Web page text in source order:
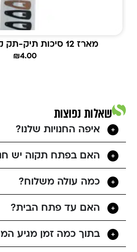
מארז 12 סיכות תיק-תק קטנות צבעוני
₪4.00
שאלות נפוצות
איפה החנויות שלנו?
האם בפתח תקוה יש
כמה עולה משלוח?
האם עד פתח הבית?
בתוך כמה זמן מגיע